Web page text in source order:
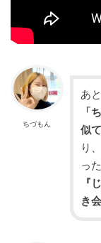
ちづもん
あ
「
似
り
っ
『
き